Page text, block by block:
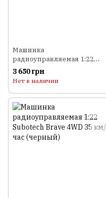
Машинка
радиоуправляемая 1:22
Subotech Brave 4WD 35 км/
час (оранжевый)
3 650 грн
Нет в наличии